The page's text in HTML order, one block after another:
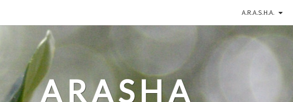
A.R.A.S.H.A.
ARASHA